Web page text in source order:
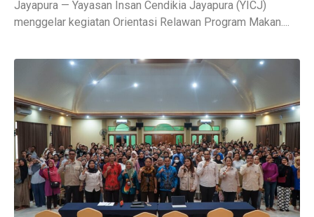
Jayapura — Yayasan Insan Cendikia Jayapura (YICJ)
menggelar kegiatan Orientasi Relawan Program Makan....